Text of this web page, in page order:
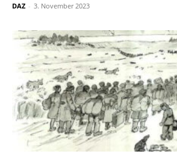
DAZ - 3. November 2023